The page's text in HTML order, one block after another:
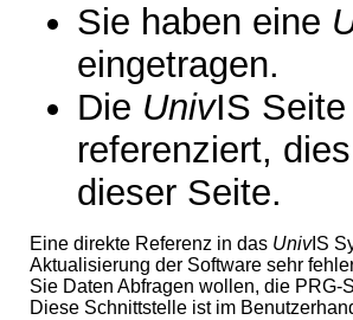
Sie haben eine
eingetragen.
Die UnivIS
referenziert,
dieser Seite.
Eine direkte Referenz in das UnivIS
Aktualisierung der Software sehr
Sie Daten Abfragen wollen, die PRG-
Diese Schnittstelle ist im